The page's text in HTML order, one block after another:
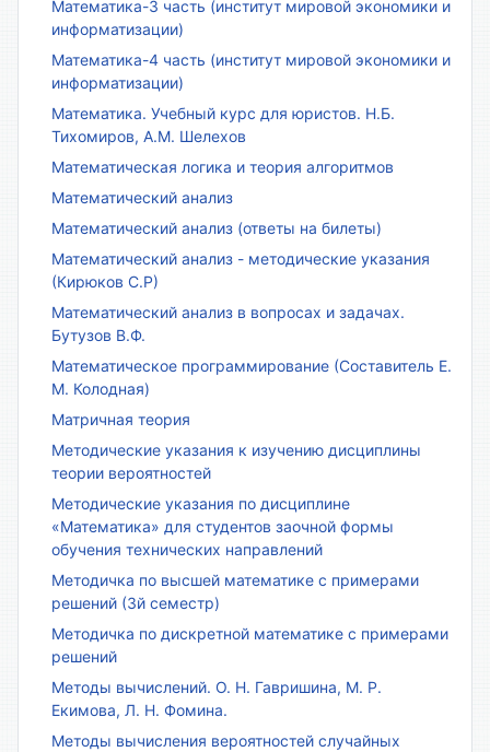
Математика-3 часть (институт мировой экономики и
информатизации)
Математика-4 часть (институт мировой экономики и
информатизации)
Математика. Учебный курс для юристов. Н.Б.
Тихомиров, А.М. Шелехов
Математическая логика и теория алгоритмов
Математический анализ
Математический анализ (ответы на билеты)
Математический анализ - методические указания
(Кирюков С.Р)
Математический анализ в вопросах и задачах.
Бутузов В.Ф.
Математическое программирование (Составитель Е.
М. Колодная)
Матричная теория
Методические указания к изучению дисциплины
теории вероятностей
Методические указания по дисциплине
«Математика» для студентов заочной формы
обучения технических направлений
Методичка по высшей математике с примерами
решений (3й семестр)
Методичка по дискретной математике с примерами
решений
Методы вычислений. О. Н. Гавришина, М. Р.
Екимова, Л. Н. Фомина.
Методы вычисления вероятностей случайных